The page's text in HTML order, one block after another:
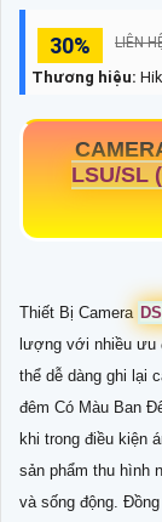
30% LIÊN
Thương hiệu:
LSU/SL
Thiết Bị Camera
lượng với nhiều ưu
thể dễ dàng ghi lại
đêm Có Màu Ban
khi trong điều kiện
sản phẩm thu hình
và sống động.